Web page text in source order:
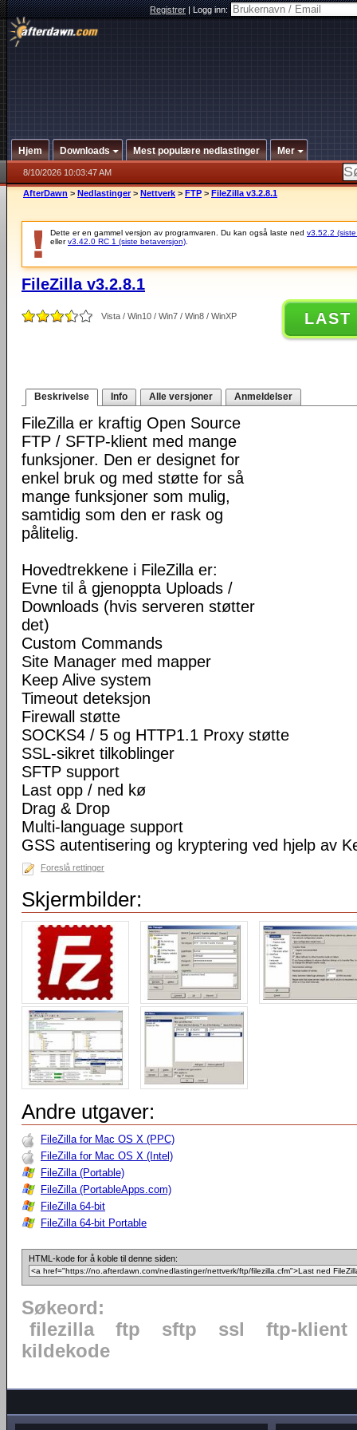
Registrer|Logg inn:
Hjem Downloads Mest populære nedlastinger Mer
8/10/2026 10:03:47 AM
AfterDawn > Nedlastinger > Nettverk > FTP > FileZilla v3.2.8.1
Dette er en gammel versjon av programvaren. Du kan også laste ned v3.52.2
ellerv3.42.0 RC 1 (siste betaversjon)
FileZilla v3.2.8.1
Vista / Win10 / Win7 / Win8 / WinXP LAST
Beskrivelse Info Alle versjoner Anmeldelser
FileZilla er kraftig Open Source
FTP / SFTP-klient med mange
funksjoner. Den er designet for
enkel bruk og med støtte for så
mange funksjoner som mulig,
samtidig som den er rask og
pålitelig.
Hovedtrekkene i FileZilla er:
Evne til å gjenoppta Uploads /
Downloads (hvis serveren støtter
det)
Custom Commands
Site Manager med mapper
Keep Alive system
Timeout deteksjon
Firewall støtte
SOCKS4 / 5 og HTTP1.1 Proxy støtte
SSL-sikret tilkoblinger
SFTP support
Last opp / ned kø
Drag & Drop
Multi-language support
GSS autentisering og kryptering ved hjelp av
Foreslå rettinger
Skjermbilder:
Andre utgaver:
FileZilla for Mac OS X (PPC)
FileZilla for Mac OS X (Intel)
FileZilla (Portable)
FileZilla (PortableApps.com)
FileZilla 64-bit
FileZilla 64-bit Portable
HTML-kode for å koble til denne siden:
Søkeord:
filezilla
ftp sftp ssl
ftp-klient
kildekode